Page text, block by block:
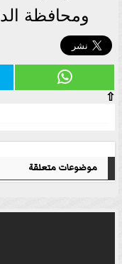
ومحافظة
⇧
موضوعات متعلقة